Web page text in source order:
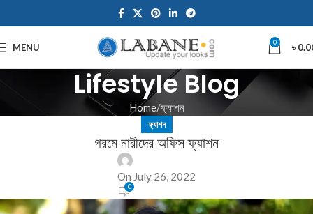
MENU 0 ৳
Lifestyle Blog
Home ফ্যাশন
ফ্যাশন
গরমে নারীদের অফিস ফ্যাশন
On July 26, 2022
0